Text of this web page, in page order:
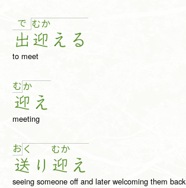
で
出
むか
迎 え る
to meet
むか
迎 え
meeting
お く
送 り
むか
迎 え
seeing someone off and later welcoming them back